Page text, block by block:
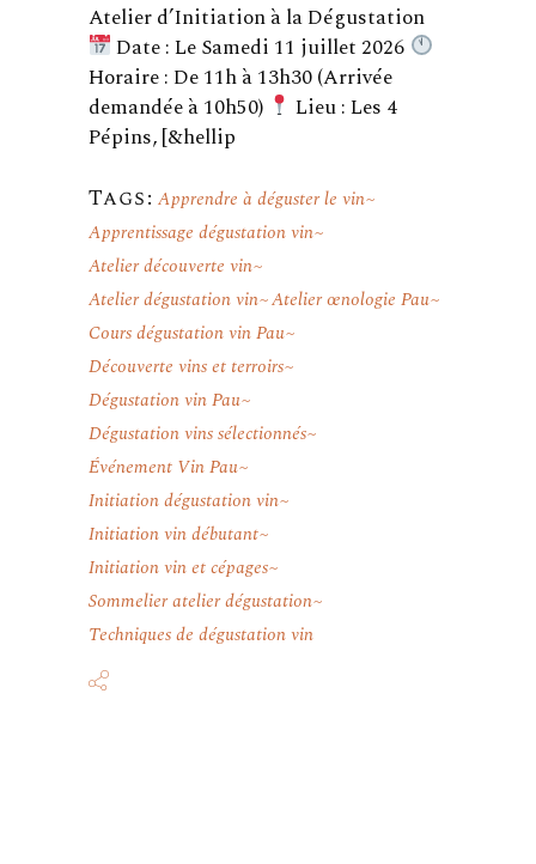
Atelier d’Initiation à la Dégustation
Date : Le Samedi 11 juillet 2026
Horaire : De 11h à 13h30 (Arrivée
demandée à 10h50)
Lieu : Les 4
Pépins, [&hellip
Tags: Apprendre à déguster le vin
Apprentissage dégustation vin
Atelier découverte vin
Atelier dégustation vin Atelier œnologie Pau
Cours dégustation vin Pau
Découverte vins et terroirs
Dégustation vin Pau
Dégustation vins sélectionnés
Événement Vin Pau
Initiation dégustation vin
Initiation vin débutant
Initiation vin et cépages
Sommelier atelier dégustation
Techniques de dégustation vin